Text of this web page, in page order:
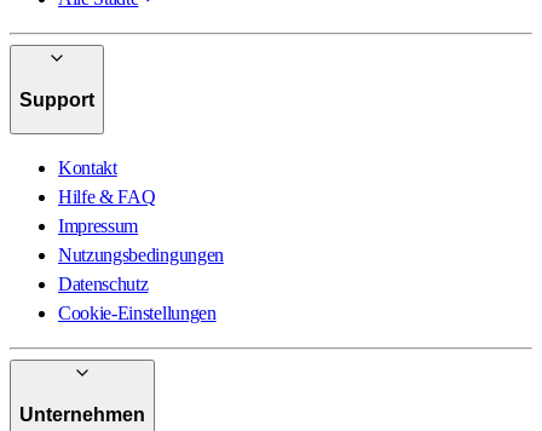
Support
Kontakt
Hilfe & FAQ
Impressum
Nutzungsbedingungen
Datenschutz
Cookie-Einstellungen
Unternehmen